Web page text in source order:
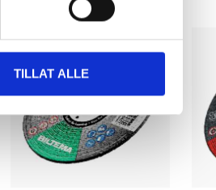
TILLAT ALLE